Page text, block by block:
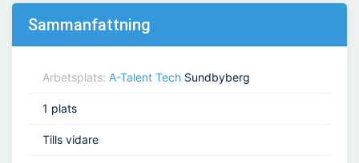
Sammanfattning
Arbetsplats: A-Talent Tech Sundbyberg
1 plats
Tills vidare